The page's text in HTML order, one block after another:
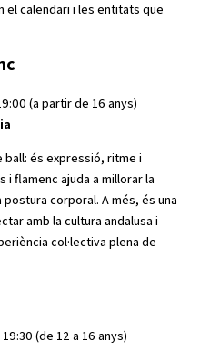
el calendari i les entitats que
(a partir de 16 anys)
ball: és expressió, ritme i
i flamenc ajuda a millorar la
corporal. A més, és una
amb la cultura andalusa i
col·lectiva plena de
(de 12 a 16 anys)